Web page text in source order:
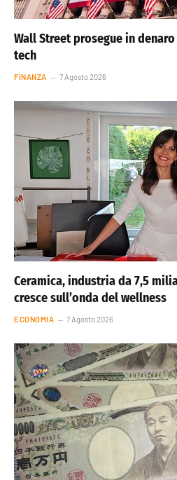
Wall Street prosegue in
tech
FINANZA 7 Agosto 2026
Ceramica, industria da 7,5
cresce sull’onda del wellness
ECONOMIA 7 Agosto 2026